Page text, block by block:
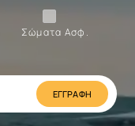
Σώματα Ασφ.